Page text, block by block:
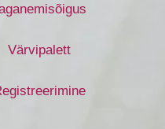
Värvipalett